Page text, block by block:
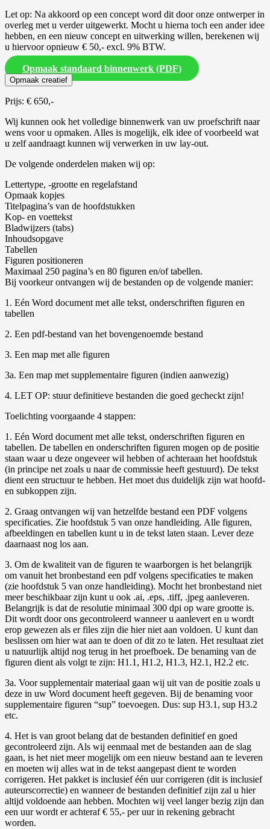
Let op: Na akkoord op een concept word dit door onze ontwerper in
overleg met u verder uitgewerkt. Mocht u hierna toch een ander idee
hebben, en een nieuw concept en uitwerking willen, berekenen wij
u hiervoor opnieuw € 50,- excl. 9% BTW.
Opmaak standaard binnenwerk (PDF)
Opmaak creatief
Prijs: € 650,-
Wij kunnen ook het volledige binnenwerk van uw proefschrift naar
wens voor u opmaken. Alles is mogelijk, elk idee of voorbeeld wat
u zelf aandraagt kunnen wij verwerken in uw lay-out.
De volgende onderdelen maken wij op:
Lettertype, -grootte en regelafstand
Opmaak kopjes
Titelpagina’s van de hoofdstukken
Kop- en voettekst
Bladwijzers (tabs)
Inhoudsopgave
Tabellen
Figuren positioneren
Maximaal 250 pagina’s en 80 figuren en/of tabellen.
Bij voorkeur ontvangen wij de bestanden op de volgende manier:
1. Eén Word document met alle tekst, onderschriften figuren en
tabellen
2. Een pdf-bestand van het bovengenoemde bestand
3. Een map met alle figuren
3a. Een map met supplementaire figuren (indien aanwezig)
4. LET OP: stuur definitieve bestanden die goed gecheckt zijn!
Toelichting voorgaande 4 stappen:
1. Eén Word document met alle tekst, onderschriften figuren en
tabellen. De tabellen en onderschriften figuren mogen op de positie
staan waar u deze ongeveer wil hebben of achteraan het hoofdstuk
(in principe net zoals u naar de commissie heeft gestuurd). De tekst
dient een structuur te hebben. Het moet dus duidelijk zijn wat hoofd-
en subkoppen zijn.
2. Graag ontvangen wij van hetzelfde bestand een PDF volgens
specificaties. Zie hoofdstuk 5 van onze handleiding. Alle figuren,
afbeeldingen en tabellen kunt u in de tekst laten staan. Lever deze
daarnaast nog los aan.
3. Om de kwaliteit van de figuren te waarborgen is het belangrijk
om vanuit het bronbestand een pdf volgens specificaties te maken
(zie hoofdstuk 5 van onze handleiding). Mocht het bronbestand niet
meer beschikbaar zijn kunt u ook .ai, .eps, .tiff, .jpeg aanleveren.
Belangrijk is dat de resolutie minimaal 300 dpi op ware grootte is.
Dit wordt door ons gecontroleerd wanneer u aanlevert en u wordt
erop gewezen als er files zijn die hier niet aan voldoen. U kunt dan
beslissen om hier wat aan te doen of dit zo te laten. Het resultaat ziet
u natuurlijk altijd nog terug in het proefboek. De benaming van de
figuren dient als volgt te zijn: H1.1, H1.2, H1.3, H2.1, H2.2 etc.
3a. Voor supplementair materiaal gaan wij uit van de positie zoals u
deze in uw Word document heeft gegeven. Bij de benaming voor
supplementaire figuren “sup” toevoegen. Dus: sup H3.1, sup H3.2
etc.
4. Het is van groot belang dat de bestanden definitief en goed
gecontroleerd zijn. Als wij eenmaal met de bestanden aan de slag
gaan, is het niet meer mogelijk om een nieuw bestand aan te leveren
en moeten wij alles wat in de tekst aangepast dient te worden
corrigeren. Het pakket is inclusief één uur corrigeren (dit is inclusief
auteurscorrectie) en wanneer de bestanden definitief zijn zal u hier
altijd voldoende aan hebben. Mochten wij veel langer bezig zijn dan
een uur wordt er achteraf € 55,- per uur in rekening gebracht
worden.